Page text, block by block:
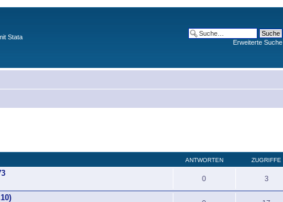
Stata
Erweiterte Suche
ANTWORTEN ZUGRIFFE
0 3